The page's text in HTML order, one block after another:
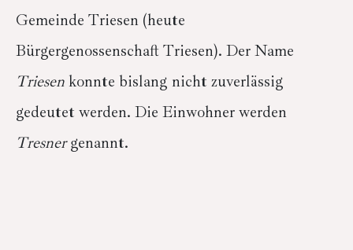
Gemeinde Triesen (heute
Bürgergenossenschaft Triesen). Der Name
Triesen konnte bislang nicht zuverlässig
gedeutet werden. Die Einwohner werden
Tresnergenannt.